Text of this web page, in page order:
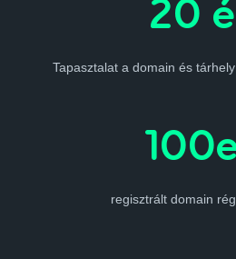
20
Tapasztalat a domain és
regisztrált domain